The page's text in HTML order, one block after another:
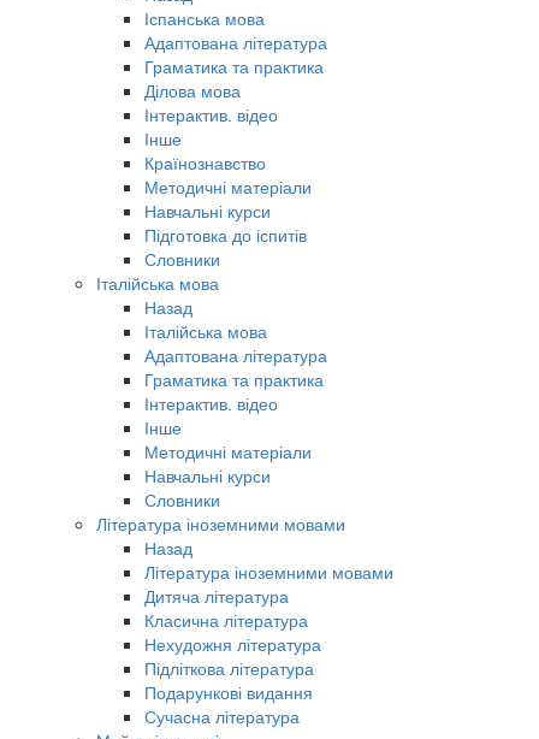
Іспанська мова
Адаптована література
Граматика та практика
Ділова мова
Інтерактив. відео
Інше
Країнознавство
Методичні матеріали
Навчальні курси
Підготовка до іспитів
Словники
Італійська мова
Назад
Італійська мова
Адаптована література
Граматика та практика
Інтерактив. відео
Інше
Методичні матеріали
Навчальні курси
Словники
Література іноземними мовами
Назад
Література іноземними мовами
Дитяча література
Класична література
Нехудожня література
Підліткова література
Подарункові видання
Сучасна література